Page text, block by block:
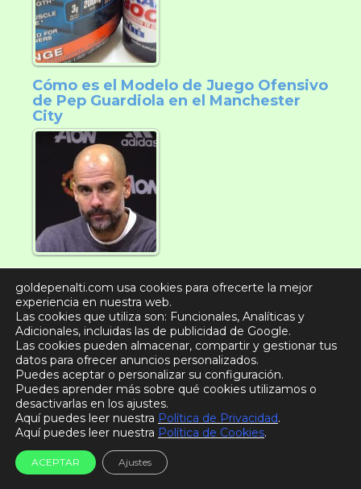
Cómo es el Modelo de Juego Ofensivo
de Pep Guardiola en el Manchester
City
del Balón Desde la Defensa en
Situaciones de Pressing
¿Sabes Qué Dice la Regla Número 1
del Reglamento del Fútbol?
goldepenalti.com usa cookies para ofrecerte la mejor
experiencia en nuestra web.
Las cookies que utiliza son: Funcionales, Analíticas y
Adicionales, incluidas las de publicidad de Google.
Las cookies pueden almacenar, compartir y gestionar tus
datos para ofrecer anuncios personalizados.
Puedes aceptar o personalizar su configuración.
Puedes aprender más sobre qué cookies utilizamos o
desactivarlas en los ajustes.
Aquí puedes leer nuestra Política de Privacidad.
Aquí puedes leer nuestra Política de Cookies.
ACEPTAR Ajustes